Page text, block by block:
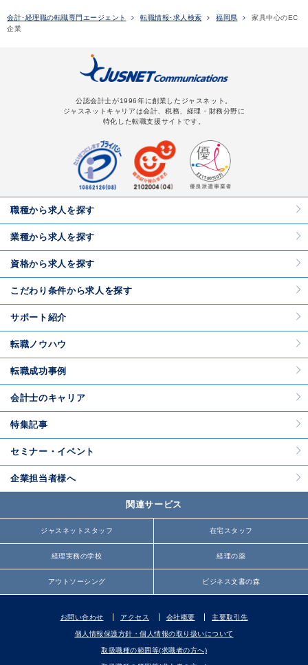
会計･経理職の転職専門エージェント 転職情報･求人検索 福岡県
家具中心のEC
企業
公認会計士が1996年に創業したジャスネット。
ジャスネットキャリアは会計、税務、経理・財務分野に
特化した転職支援サイトです。
職種から求人を探す
業種から求人を探す
資格から求人を探す
こだわり条件から求人を探す
サポート紹介
転職ノウハウ
転職成功事例
会計士のキャリア
特集記事
セミナー・イベント
企業担当者様へ
関連サービス
ジャスネットスタッフ 在宅スタッフ
経理実務の学校 経理の薬
アウトソーシング ビジネス文書の森
お問い合わせ アクセス 会社概要 主要取引先
個人情報保護方針・個人情報の取り扱いについて
取扱職種の範囲等(求職者の方へ)